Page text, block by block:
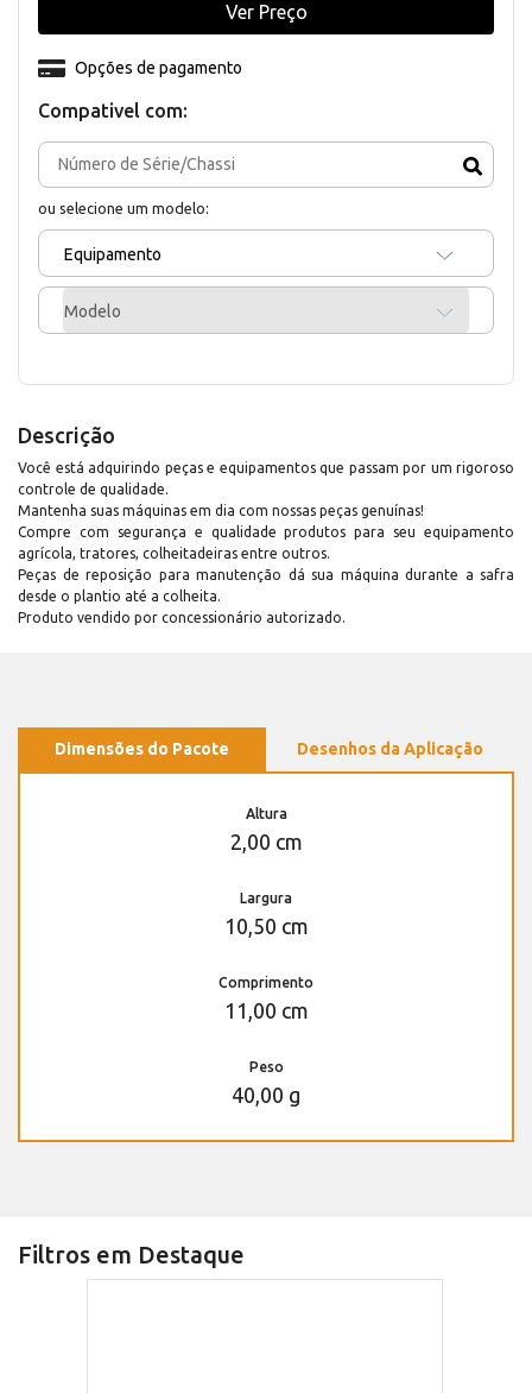
Compativel com:
ou selecione um modelo:
Equipamento
Modelo
Opções de pagamento
Ver Preço
Descrição
Você está adquirindo peças e equipamentos que passam por um rigoroso
controle de qualidade.
Mantenha suas máquinas em dia com nossas peças genuínas!
Compre com segurança e qualidade produtos para seu equipamento
agrícola, tratores, colheitadeiras entre outros.
Peças de reposição para manutenção dá sua máquina durante a safra
desde o plantio até a colheita.
Produto vendido por concessionário autorizado.
Dimensões do Pacote Desenhos da Aplicação
Altura
2,00 cm
Largura
10,50 cm
Comprimento
11,00 cm
Peso
40,00 g
Filtros em Destaque